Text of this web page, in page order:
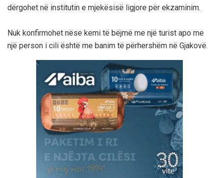
dërgohet në institutin e mjekësisë ligjore për ekzaminim.
Nuk konfirmohet nëse kemi të bëjmë me një turist apo me
një person i cili është me banim të përhershëm në Gjakovë.